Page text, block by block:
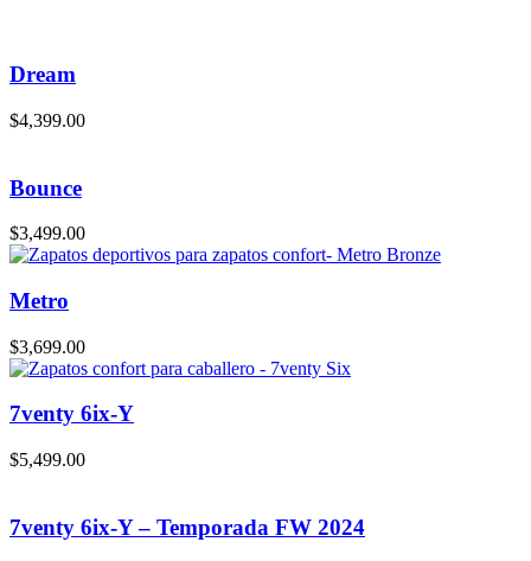
Dream
$4,399.00
Bounce
$3,499.00
Metro
$3,699.00
7venty 6ix-Y
$5,499.00
7venty 6ix-Y – Temporada FW 2024